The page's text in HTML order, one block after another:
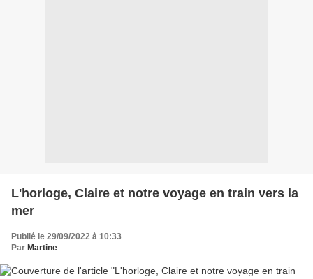
L'horloge, Claire et notre voyage en train vers la
mer
Publié le 29/09/2022 à 10:33
Par Martine